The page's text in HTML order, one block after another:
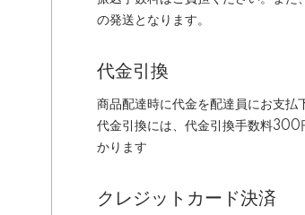
の発送となります。
代金引換
商品配達時に代金を配達員にお支払
代金引換には、代金引換手数料300
かります
クレジットカード決済